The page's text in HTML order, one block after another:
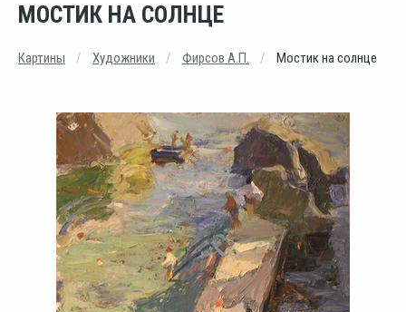
МОСТИК НА СОЛНЦЕ
Картины Художники Фирсов А.П. Мостик на солнце